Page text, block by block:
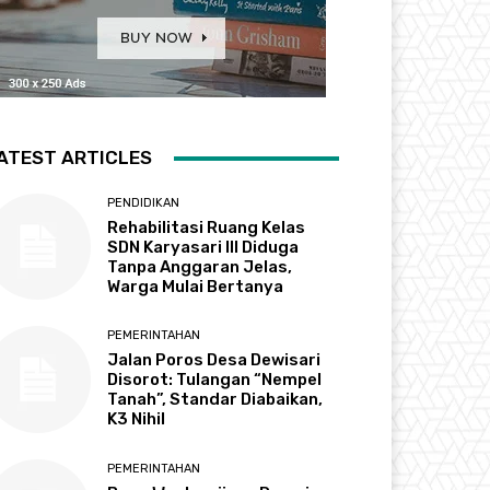
ARTICLES
PENDIDIKAN
Rehabilitasi Ruang Kelas
SDN Karyasari III Diduga
Tanpa Anggaran Jelas,
Warga Mulai Bertanya
PEMERINTAHAN
Jalan Poros Desa Dewisari
Disorot: Tulangan “Nempel
Tanah”, Standar Diabaikan,
K3 Nihil
PEMERINTAHAN